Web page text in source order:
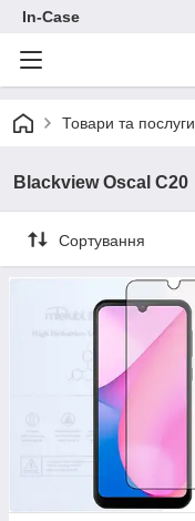
In-Case
Товари та послуги
Blackview Oscal C20
Сортування